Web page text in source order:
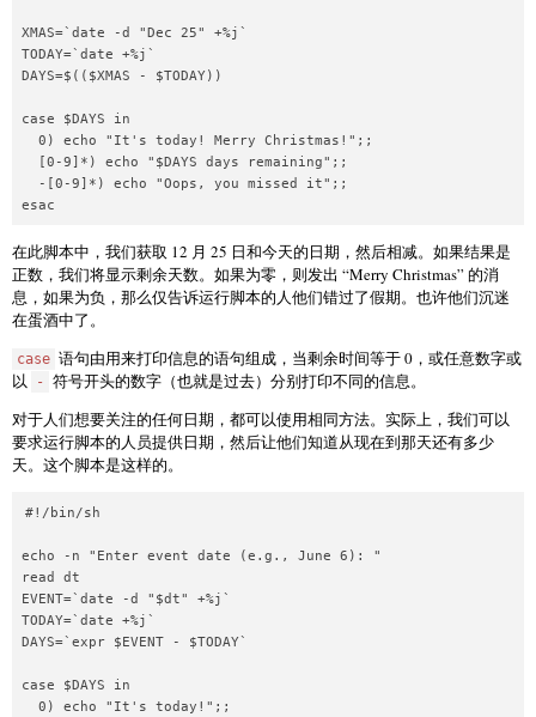
XMAS=`date -d "Dec 25" +%j`
TODAY=`date +%j`
DAYS=$(($XMAS - $TODAY))
case $DAYS in
  0) echo "It's today! Merry Christmas!";;
  [0-9]*) echo "$DAYS days remaining";;
  -[0-9]*) echo "Oops, you missed it";;
esac
在此脚本中，我们获取 12 月 25 日和今天的日期，然后相减。如果结果是
正数，我们将显示剩余天数。如果为零，则发出 “Merry Christmas” 的消
息，如果为负，那么仅告诉运行脚本的人他们错过了假期。也许他们沉迷
在蛋酒中了。
case 语句由用来打印信息的语句组成，当剩余时间等于 0，或任意数字或
以
- 符号开头的数字（也就是过去）分别打印不同的信息。
对于人们想要关注的任何日期，都可以使用相同方法。实际上，我们可以
要求运行脚本的人员提供日期，然后让他们知道从现在到那天还有多少
天。这个脚本是这样的。
#!/bin/sh
echo -n "Enter event date (e.g., June 6): "
read dt
EVENT=`date -d "$dt" +%j`
TODAY=`date +%j`
DAYS=`expr $EVENT - $TODAY`
case $DAYS in
  0) echo "It's today!";;